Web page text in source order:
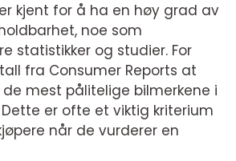
kjent for å ha en høy grad av
noe som
statistikker og studier. For
fra Consumer Reports at
mest pålitelige bilmerkene i
er ofte et viktig kriterium
når de vurderer en